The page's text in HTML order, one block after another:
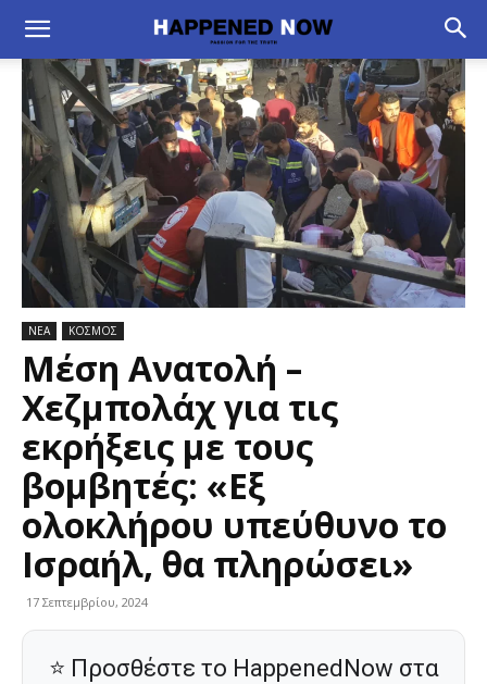
ΝΕΑ ΚΟΣΜΟΣ
Μέση Ανατολή –
Χεζμπολάχ για τις
εκρήξεις με τους
βομβητές: «Εξ
ολοκλήρου υπεύθυνο το
Ισραήλ, θα πληρώσει»
17 Σεπτεμβρίου, 2024
⭐ Προσθέστε το HappenedNow στα